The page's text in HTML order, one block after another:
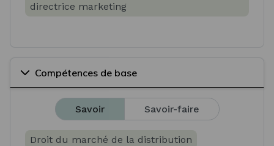
directrice marketing
Compétences de base
Savoir Savoir-faire
Droit du marché de la distribution